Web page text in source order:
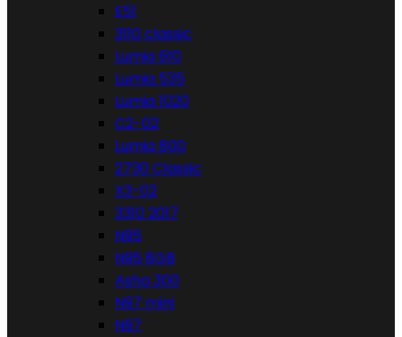
E51
3110 classic
Lumia 610
Lumia 535
Lumia 1020
C2-02
Lumia 800
2730 Classic
X3-02
3310 2017
N95
N95 8GB
Asha 300
N97 mini
N97